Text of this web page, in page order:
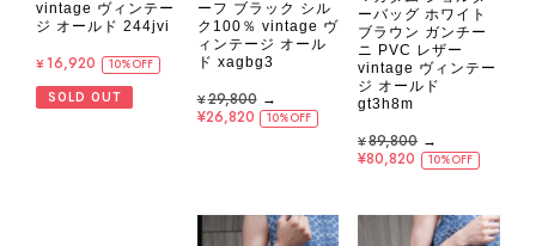
vintage ヴィンテー
ジ オールド 244jvi
¥16,920 10%OFF
SOLD OUT
ーフ ブラック シル
ク100％ vintage ヴ
ィンテージ オール
ド xagbg3
¥29,800→
¥26,820
10%OFF
ーバッグ ホワイト
ブラウン ガンチー
ニ PVC レザー
vintage ヴィンテー
ジ オールド
gt3h8m
¥89,800 →
¥80,820
10%OFF